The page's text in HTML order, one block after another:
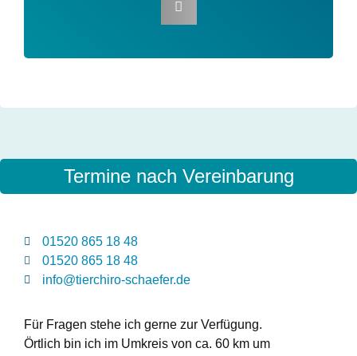
Termine nach Vereinbarung
01520 865 18 48
01520 865 18 48
info@tierchiro-schaefer.de
Für Fragen stehe ich gerne zur Verfügung.
Örtlich bin ich im Umkreis von ca. 60 km um